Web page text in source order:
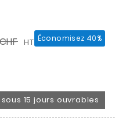
HT Économisez 40%
15 jours ouvrables